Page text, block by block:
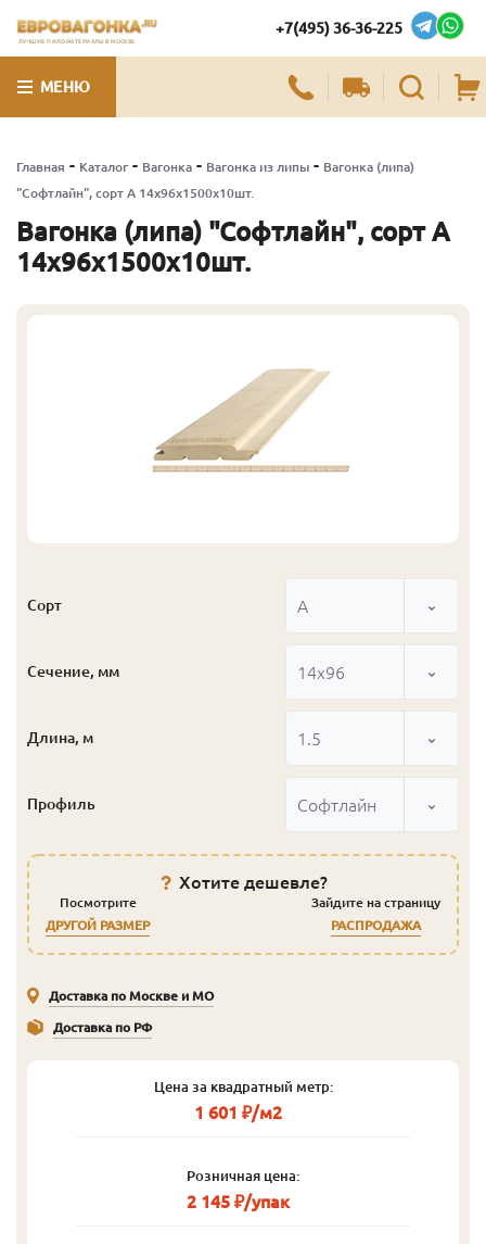
ЛУЧШИЕ ПИЛОМАТЕРИАЛЫ В МОСКВЕ
+7(495) 36-36-225
МЕНЮ
Главная - Каталог - Вагонка - Вагонка из липы - Вагонка (липа)
"Софтлайн", сорт А 14х96х1500х10шт.
Вагонка (липа) "Софтлайн", сорт А
14х96х1500х10шт.
Сорт А
Сечение, мм 14x96
Длина, м 1.5
Профиль Софтлайн
Хотите дешевле?
Посмотрите
ДРУГОЙ РАЗМЕР
Зайдите на страницу
РАСПРОДАЖА
Доставка по Москве и МО
Доставка по РФ
Цена за квадратный метр:
1 601 ₽/м2
Розничная цена:
2 145 ₽/упак